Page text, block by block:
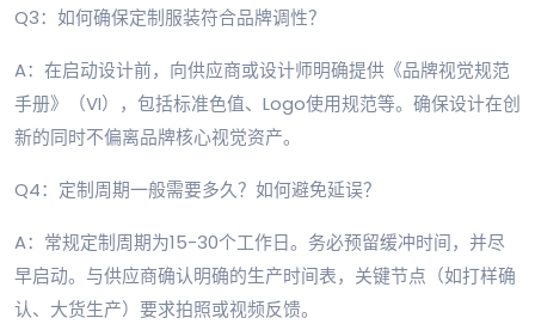
Q3：如何确保定制服装符合品牌调性？
A：在启动设计前，向供应商或设计师明确提供《品牌视觉规范
手册》（VI），包括标准色值、Logo使用规范等。确保设计在创
新的同时不偏离品牌核心视觉资产。
Q4：定制周期一般需要多久？如何避免延误？
A：常规定制周期为15-30个工作日。务必预留缓冲时间，并尽
早启动。与供应商确认明确的生产时间表，关键节点（如打样确
认、大货生产）要求拍照或视频反馈。